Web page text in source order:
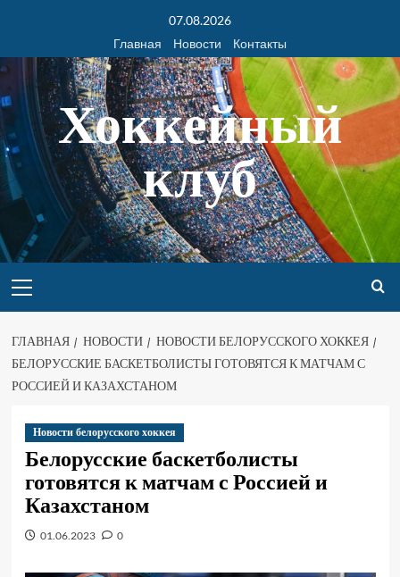
07.08.2026
Главная
Новости Контакты
Хоккейный
клуб
ГЛАВНАЯ НОВОСТИ
НОВОСТИ БЕЛОРУССКОГО ХОККЕЯ
БЕЛОРУССКИЕ БАСКЕТБОЛИСТЫ ГОТОВЯТСЯ К МАТЧАМ С
РОССИЕЙ И КАЗАХСТАНОМ
Новости белорусского хоккея
Белорусские баскетболисты
готовятся к матчам с Россией и
Казахстаном
01.06.2023 0